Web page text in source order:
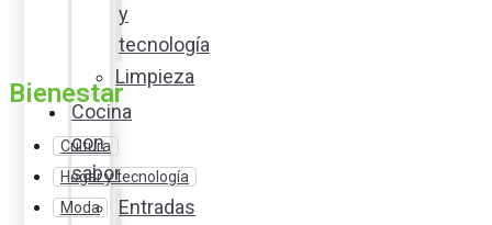
y
tecnología
Limpieza
Cocina
con
sabor
Entradas
Bienestar
Cultura
Hogar y tecnología
Moda